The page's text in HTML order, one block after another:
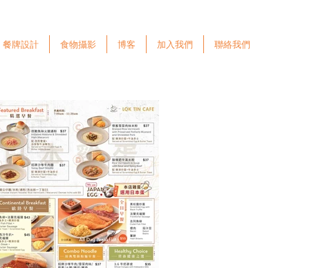
餐牌設計 食物攝影 博客 加入我們 聯絡我們